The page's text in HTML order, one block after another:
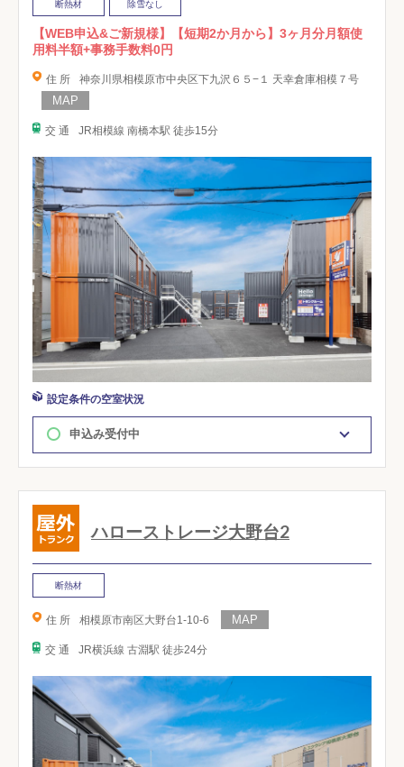
断熱材 除雪なし
【WEB申込&ご新規様】【短期2か月から】3ヶ月分月額使
用料半額+事務手数料0円
住 所 神奈川県相模原市中央区下九沢６５−１ 天幸倉庫相模７号
交 通 JR相模線 南橋本駅 徒歩15分
設定条件の空室状況
申込み受付中
ハローストレージ大野台2
断熱材
住 所 相模原市南区大野台1-10-6
交 通 JR横浜線 古淵駅 徒歩24分